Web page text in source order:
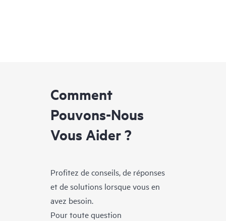
Comment
Pouvons-Nous
Vous Aider ?
Profitez de conseils, de réponses
et de solutions lorsque vous en
avez besoin.
Pour toute question